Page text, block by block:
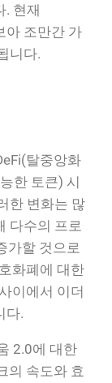
. 현재
아 조만간 가
니다.
탈중앙화
한 토큰) 시
한 변화는 많
다수의 프로
가할 것으로
화폐에 대한
이에서 이더
다.
2.0에 대한
의 속도와 효